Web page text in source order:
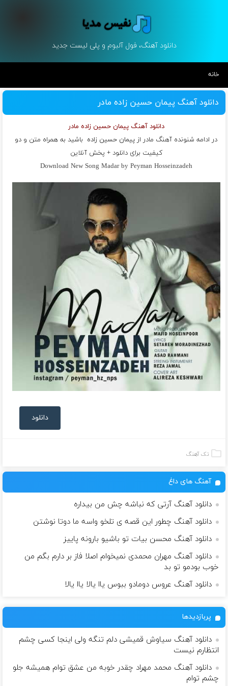
دانلود آهنگ، فول آلبوم و پلی لیست جدید
خانه
دانلود آهنگ پیمان حسین زاده مادر
دانلود آهنگ پیمان حسین زاده مادر
در ادامه شنونده آهنگ مادر از پیمان حسین زاده باشید به همراه متن و دو
کیفیت برای دانلود + پخش آنلاین
Download New Song Madar by Peyman Hosseinzadeh
دانلود
تک آهنگ
آهنگ های داغ
دانلود آهنگ آرتی که نباشه چش من بیداره
دانلود آهنگ چطور این قصه ی تلخو واسه ما دوتا نوشتن
دانلود آهنگ محسن بیات تو باشیو بارونه پاییز
دانلود آهنگ مهران محمدی نمیخوام اصلا فاز بر دارم بگم من
خوب بودمو تو بد
دانلود آهنگ عروس دومادو ببوس یاا یالا یاا یالا
پربازدیدها
دانلود آهنگ سیاوش قمیشی دلم تنگه ولی اینجا کسی چشم
انتظارم نیست
دانلود آهنگ محمد مهراد چقدر خوبه من عشق توام همیشه جلو
چشم توام